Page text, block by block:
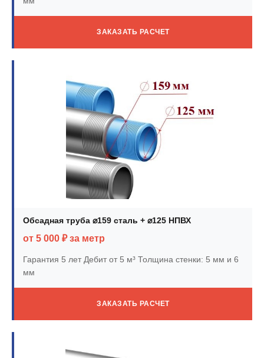
ЗАКАЗАТЬ РАСЧЕТ
Обсадная труба ⌀159 сталь + ⌀125 НПВХ
от 5 000 ₽ за метр
Гарантия 5 летДебит от 5 м³ Толщина стенки: 5 мм и 6
мм
ЗАКАЗАТЬ РАСЧЕТ